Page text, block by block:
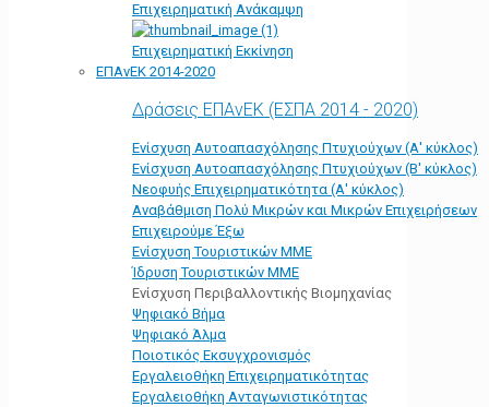
Επιχειρηματική Ανάκαμψη
Επιχειρηματική Εκκίνηση
ΕΠΑνΕΚ 2014-2020
Δράσεις ΕΠΑνΕΚ (ΕΣΠΑ 2014 - 2020)
Ενίσχυση Αυτοαπασχόλησης Πτυχιούχων (Α' κύκλος)
Ενίσχυση Αυτοαπασχόλησης Πτυχιούχων (Β' κύκλος)
Νεοφυής Επιχειρηματικότητα (Α' κύκλος)
Αναβάθμιση Πολύ Μικρών και Μικρών Επιχειρήσεων
Επιχειρούμε Έξω
Ενίσχυση Τουριστικών ΜΜΕ
Ίδρυση Τουριστικών ΜΜΕ
Ενίσχυση Περιβαλλοντικής Βιομηχανίας
Ψηφιακό Βήμα
Ψηφιακό Άλμα
Ποιοτικός Εκσυγχρονισμός
Εργαλειοθήκη Eπιχειρηματικότητας
Εργαλειοθήκη Ανταγωνιστικότητας